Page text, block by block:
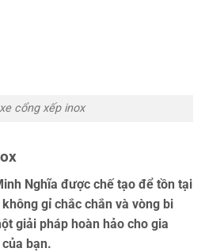
cổng xếp inox
Nghĩa được chế tạo để tồn tại
gỉ chắc chắn và vòng bi
giải pháp hoàn hảo cho gia
bạn.